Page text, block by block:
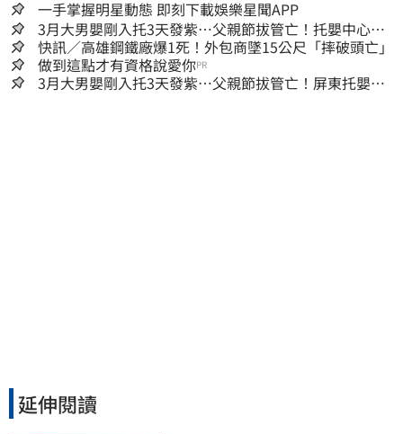
一手掌握明星動態 即刻下載娛樂星聞APP
3月大男嬰剛入托3天發紫…父親節拔管亡！托嬰中心回9
字
快訊／高雄鋼鐵廠爆1死！外包商墜15公尺「摔破頭亡」
做到這點才有資格說愛你PR
3月大男嬰剛入托3天發紫…父親節拔管亡！屏東托嬰中
延伸閱讀